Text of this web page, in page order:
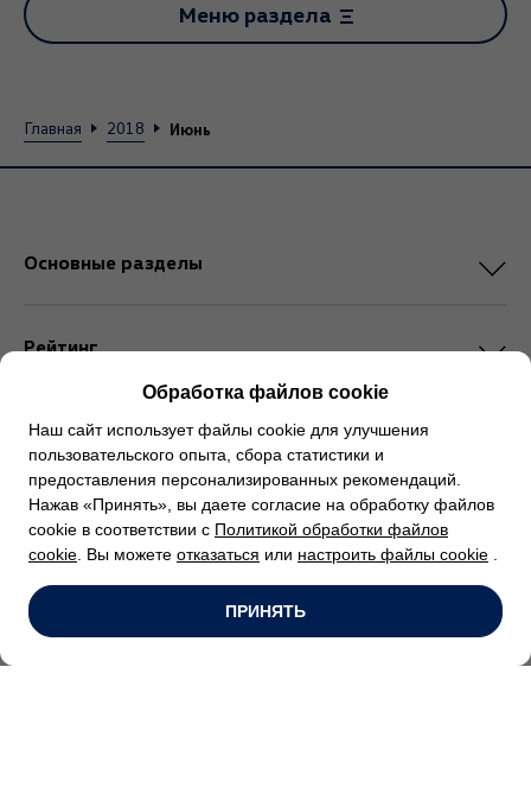
Меню раздела
Главная 2018 Июнь
Основные разделы
Рейтинг
Аккаунты в соц. сетях
Политика обработки персональных данных
© Volkswagen 2026
Обработка файлов cookie
Наш сайт использует файлы cookie для улучшения
пользовательского опыта, сбора статистики и
предоставления персонализированных рекомендаций.
Нажав «Принять», вы даете согласие на обработку файлов
cookie в соответствии с Политикой обработки файлов
cookie . Вы можете отказаться или настроить файлы cookie
ПРИНЯТЬ